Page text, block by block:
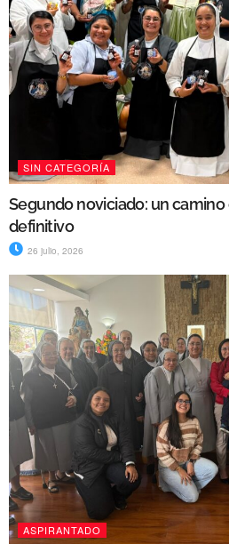
SIN CATEGORÍA
Segundo noviciado: un camino
definitivo
26 julio, 2026
ASPIRANTADO